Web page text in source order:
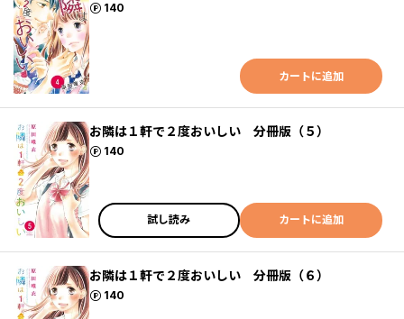
140
ポイント
カートに追加
お隣は１軒で２度おいしい 分冊版（５）
140
ポイント
試し読み カートに追加
お隣は１軒で２度おいしい 分冊版（６）
140
ポイント